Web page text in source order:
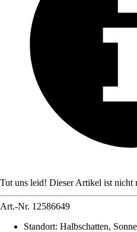
Tut uns leid! Dieser Artikel ist nicht
Art.-Nr. 12586649
Standort: Halbschatten, Sonne